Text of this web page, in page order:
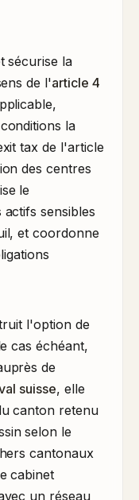
sécurise la
de l'article 4
la
tax de l'article
des centres
le
sensibles
et coordonne
l'option de
cas échéant,
de
suisse, elle
canton retenu
selon le
cantonaux
cabinet
un réseau